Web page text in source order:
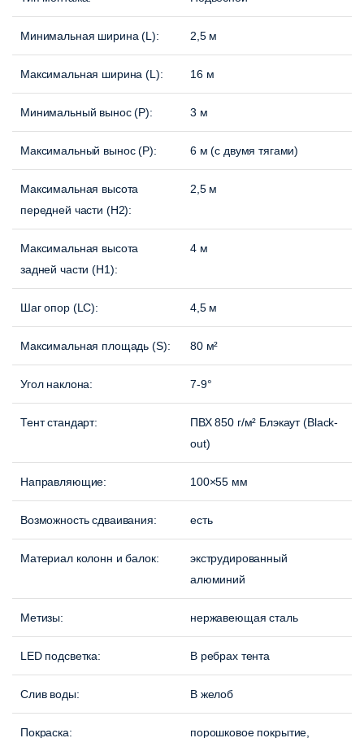
Минимальная ширина (L): 2,5 м
Максимальная ширина (L): 16 м
Минимальный вынос (P): 3 м
Максимальный вынос (P): 6 м (с двумя тягами)
Максимальная высота
передней части (H2):
2,5 м
Максимальная высота
задней части (H1):
4 м
Шаг опор (LC): 4,5 м
Максимальная площадь (S): 80 м²
Угол наклона: 7-9°
Тент стандарт:
ПВХ 850 г/м² Блэкаут (Black-
out)
Направляющие: 100×55 мм
Возможность сдваивания: есть
Материал колонн и балок:
экструдированный
алюминий
Метизы: нержавеющая сталь
LED подсветка: В ребрах тента
Слив воды: В желоб
Покраска: порошковое покрытие,